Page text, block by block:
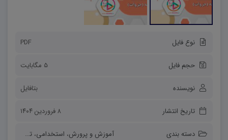
نوع فایل PDF
حجم فایل 5 مگابایت
نویسنده بتافایل
تاریخ انتشار ۸ فروردین ۱۴۰۴
دسته بندی آموزش و پرورش، استخدامی، تخصصی مشترک